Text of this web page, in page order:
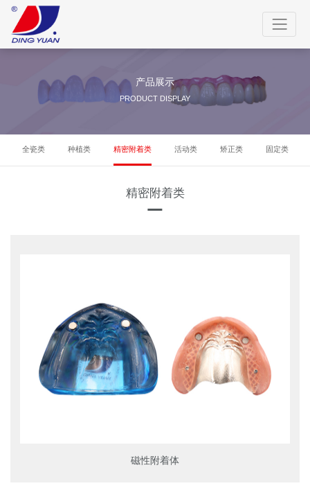
产品展示
PRODUCT DISPLAY
全瓷类 种植类 精密附着类 活动类 矫正类 固定类
精密附着类
磁性附着体